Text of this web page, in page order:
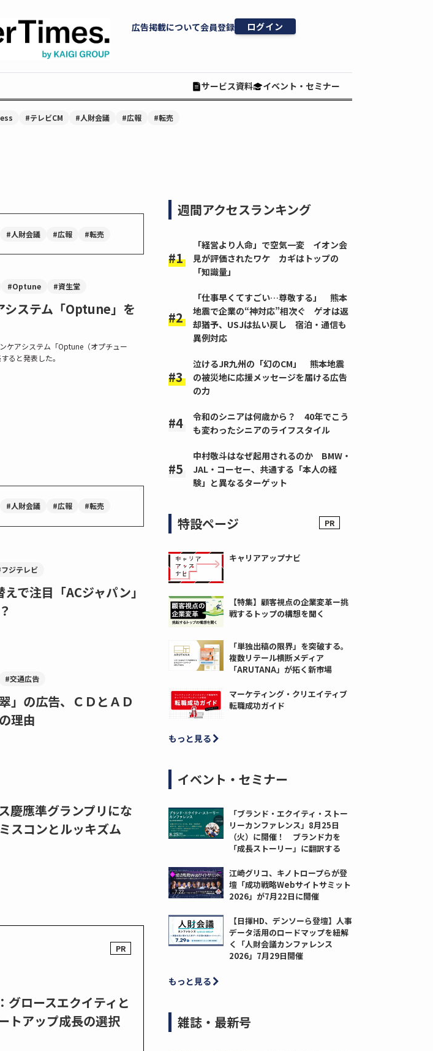
広告掲載について会員登録 ログイン
サービス資料 イベント・セミナー
#テレビCM #人財会議 #広報 #転売
#人財会議 #広報 #転売
#Optune #資生堂
システム「Optune」を
ケアシステム「Optune（オプチュー
ると発表した。
#人財会議 #広報 #転売
ジテレビ
で注目「ACジャパン」
#交通広告
」の広告、ＣＤとＡＤ
理由
慶應準グランプリにな
スコンとルッキズム
ロースエクイティと
トアップ成長の選択
週間アクセスランキング
「経営より人命」で空気一変 イオン会
見が評価されたワケ カギはトップの
「知識量」
「仕事早くてすごい…尊敬する」 熊本
地震で企業の“神対応”相次ぐ ゲオは返
却猶予、USJは払い戻し 宿泊・通信も
異例対応
泣けるJR九州の「幻のCM」 熊本地震
の被災地に応援メッセージを届ける広告
の力
令和のシニアは何歳から？ 40年でこう
も変わったシニアのライフスタイル
中村敬斗はなぜ起用されるのか BMW・
JAL・コーセー、共通する「本人の経
験」と異なるターゲット
特設ページ
キャリアアップナビ
【特集】顧客視点の企業変革ー挑
戦するトップの構想を聞く
「単独出稿の限界」を突破する。
複数リテール横断メディア
「ARUTANA」が拓く新市場
マーケティング・クリエイティブ
転職成功ガイド
もっと見る
イベント・セミナー
「ブランド・エクイティ・ストー
リーカンファレンス」8月25日
（火）に開催！ ブランド力を
「成長ストーリー」に翻訳する
江崎グリコ、キノトロープらが登
壇「成功戦略Webサイトサミット
2026」が7月22日に開催
【日揮HD、デンソーら登壇】人事
データ活用のロードマップを紐解
く「人財会議カンファレンス
2026」7月29日開催
もっと見る
雑誌・最新号